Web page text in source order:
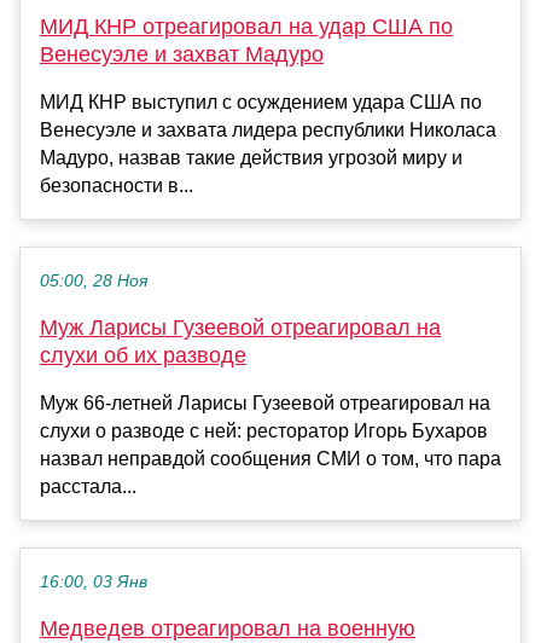
МИД КНР отреагировал на удар США по
Венесуэле и захват Мадуро
МИД КНР выступил с осуждением удара США по
Венесуэле и захвата лидера республики Николаса
Мадуро, назвав такие действия угрозой миру и
безопасности в...
05:00, 28 Ноя
Муж Ларисы Гузеевой отреагировал на
слухи об их разводе
Муж 66-летней Ларисы Гузеевой отреагировал на
слухи о разводе с ней: ресторатор Игорь Бухаров
назвал неправдой сообщения СМИ о том, что пара
расстала...
16:00, 03 Янв
Медведев отреагировал на военную